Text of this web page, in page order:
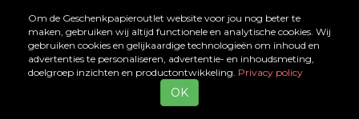
© 2023 by Geschenkpapier Outlet
Website laten maken
Om de Geschenkpapieroutlet website voor jou nog beter te
maken, gebruiken wij altijd functionele en analytische cookies. Wij
gebruiken cookies en gelijkaardige technologieën om inhoud en
advertenties te personaliseren, advertentie- en inhoudsmeting,
doelgroep inzichten en productontwikkeling. Privacy policy
OK